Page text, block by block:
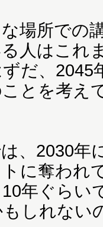
場所での
人はこれ
だ、2045
とを考え
、2030年
に奪われ
年ぐらい
しれない